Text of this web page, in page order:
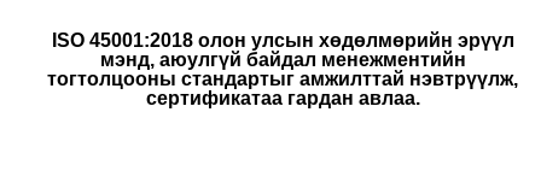
ISO 45001:2018 олон улсын хөдөлмөрийн эрүүл
мэнд, аюулгүй байдал менежментийн
тогтолцооны стандартыг амжилттай нэвтрүүлж,
сертификатаа гардан авлаа.